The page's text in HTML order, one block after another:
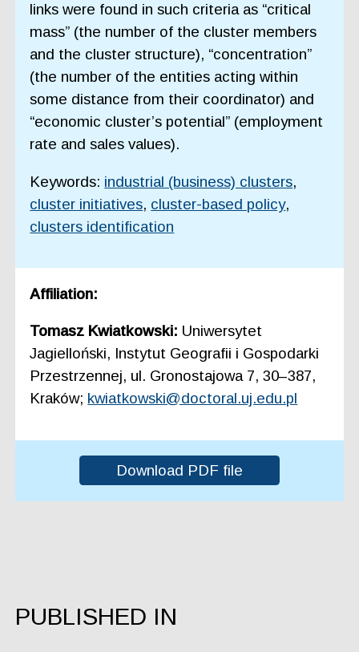
links were found in such criteria as “critical
mass” (the number of the cluster members
and the cluster structure), “concentration”
(the number of the entities acting within
some distance from their coordinator) and
“economic cluster’s potential” (employment
rate and sales values).
Keywords: industrial (business) clusters,
cluster initiatives, cluster-based policy,
clusters identification
Affiliation:
Tomasz Kwiatkowski: Uniwersytet
Jagielloński, Instytut Geografii i Gospodarki
Przestrzennej, ul. Gronostajowa 7, 30–387,
Kraków; kwiatkowski@doctoral.uj.edu.pl
Download PDF file
PUBLISHED IN